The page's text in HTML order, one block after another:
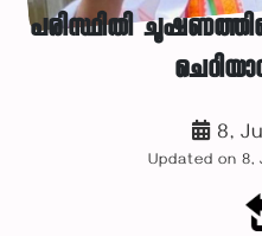
പരിസ്ഥിതി
8,
Updated on 8,